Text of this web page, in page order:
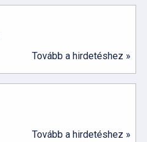
Tovább a hirdetéshez »
Tovább a hirdetéshez »